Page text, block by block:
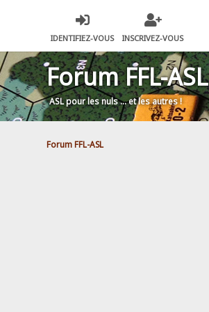
IDENTIFIEZ-VOUS INSCRIVEZ-VOUS
Forum FFL-ASL
ASL pour les nuls … et les autres !
Forum FFL-ASL